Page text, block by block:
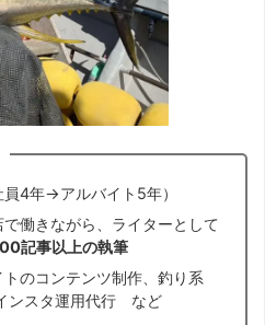
4年→アルバイト5年）
働きながら、ライターとして
記事以上の執筆
のコンテンツ制作、釣り系
ンスタ運用代行 など